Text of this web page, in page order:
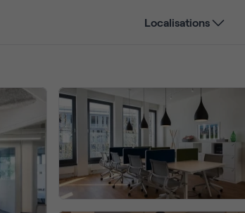
Localisations